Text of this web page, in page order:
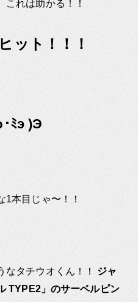
これは助かる！！
ット！！！
･ﾐэ )Э
本目じゃ〜！！
なタチウオくん！！ ジャ
TYPE2」のサーベルピン